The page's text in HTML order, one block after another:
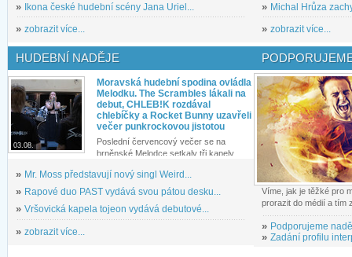
» Ikona české hudební scény Jana Uriel...
» zobrazit více...
» Michal Hrůza
» zobrazit více...
HUDEBNÍ NADĚJE
03.08.
Moravská hudební spodina ovládla
Melodku. The Scrambles lákali na
debut, CHLEB!K rozdával
chlebíčky a Rocket Bunny uzavřeli
večer punkrockovou jistotou
Poslední červencový večer se na
brněnské Melodce setkaly tři kapely...
» Mr. Moss představují nový singl Weird...
» Rapové duo PAST vydává svou pátou desku...
» Vršovická kapela tojeon vydává debutové...
» zobrazit více...
Víme, jak je těžké pro
prorazit do médií a tím
» Podporujeme
» Zadání profilu